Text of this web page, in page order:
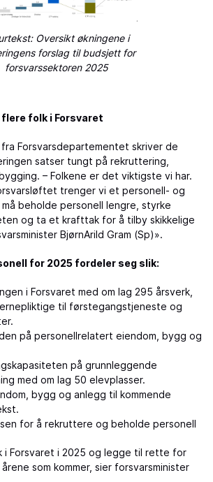
Oversikt økningene i
forslag til budsjett for
forsvarssektoren 2025
flere folk i Forsvaret
Forsvarsdepartementet skriver de
satser tungt på rekruttering,
– Folkene er det viktigste vi har.
trenger vi et personell- og
beholde personell lengre, styrke
og ta et krafttak for å tilby skikkelige
BjørnArild Gram (Sp)».
for 2025 fordeler seg slik:
i Forsvaret med om lag 295 årsverk,
til førstegangstjeneste og
på personellrelatert eiendom, bygg og
på grunnleggende
med om lag 50 elevplasser.
bygg og anlegg til kommende
for å rekruttere og beholde personell
i Forsvaret i 2025 og legge til rette for
som kommer, sier forsvarsminister